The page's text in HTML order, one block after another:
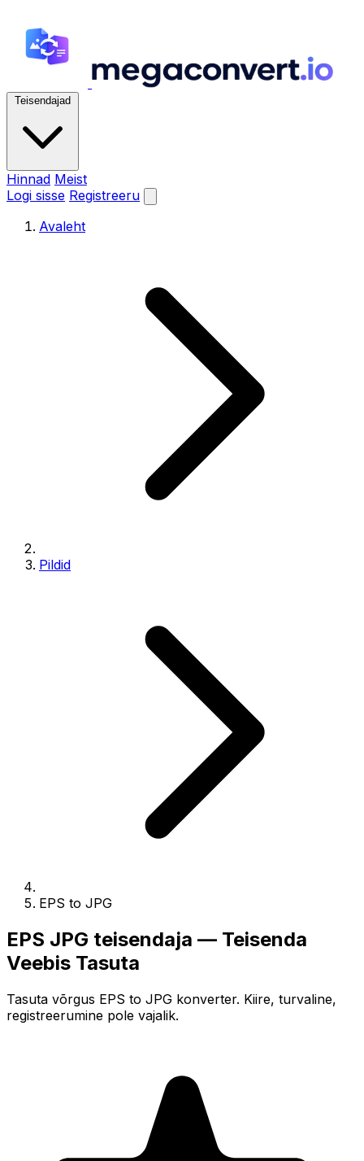
Teisendajad
Hinnad Meist
Logi sisse Registreeru
Avaleht
Pildid
EPS to JPG
EPS JPG teisendaja — Teisenda
Veebis Tasuta
Tasuta võrgus EPS to JPG konverter. Kiire, turvaline,
registreerumine pole vajalik.